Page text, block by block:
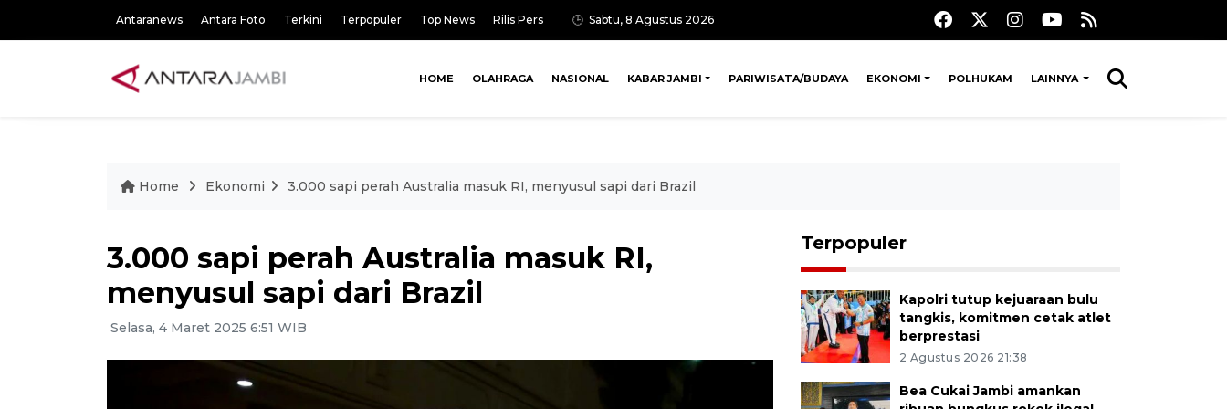
Antaranews Antara Foto Terkini Terpopuler Top News Rilis Pers Sabtu, 8 Agustus 2026
HOME OLAHRAGA NASIONAL KABAR JAMBI PARIWISATA/BUDAYA EKONOMI POLHUKAM LAINNYA
Home Ekonomi 3.000 sapi perah Australia masuk RI, menyusul sapi dari Brazil
3.000 sapi perah Australia masuk RI,
menyusul sapi dari Brazil
Selasa, 4 Maret 2025 6:51 WIB
Terpopuler
Kapolri tutup kejuaraan bulu
tangkis, komitmen cetak atlet
berprestasi
2 Agustus 2026 21:38
Bea Cukai Jambi amankan